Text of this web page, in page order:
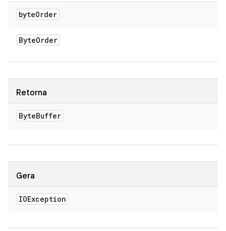
byteOrder
ByteOrder
Retorna
ByteBuffer
Gera
IOException